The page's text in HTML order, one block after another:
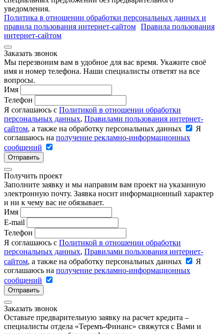
уведомления.
Политика в отношении обработки персональных данных и
правила пользования интернет-сайтом Правила пользования
интернет-сайтом
Заказать звонок
Мы перезвоним вам в удобное для вас время. Укажите своё
имя и номер телефона. Наши специалисты ответят на все
вопросы.
Имя
Телефон
Я соглашаюсь с Политикой в отношении обработки
персональных данных, Правилами пользования интернет-
сайтом, а также на обработку персональных данных
Я
соглашаюсь на получение рекламно-информационных
сообщений
Отправить
Получить проект
Заполните заявку и мы направим вам проект на указанную
электронную почту. Заявка носит информационный характер
и ни к чему вас не обязывает.
Имя
E-mail
Телефон
Я соглашаюсь с Политикой в отношении обработки
персональных данных, Правилами пользования интернет-
сайтом, а также на обработку персональных данных
Я
соглашаюсь на получение рекламно-информационных
сообщений
Отправить
Заказать звонок
Оставьте предварительную заявку на расчет кредита –
специалисты отдела «Теремъ-Финанс» свяжутся с Вами и